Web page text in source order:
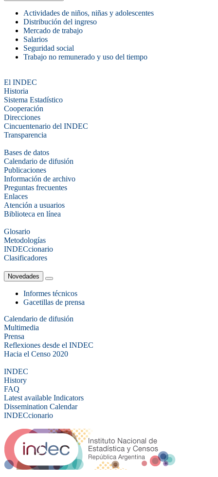
Actividades de niños, niñas y adolescentes
Distribución del ingreso
Mercado de trabajo
Salarios
Seguridad social
Trabajo no remunerado y uso del tiempo
El INDEC
Historia
Sistema Estadístico
Cooperación
Direcciones
Cincuentenario del INDEC
Transparencia
Bases de datos
Calendario de difusión
Publicaciones
Información de archivo
Preguntas frecuentes
Enlaces
Atención a usuarios
Biblioteca en línea
Glosario
Metodologías
INDECcionario
Clasificadores
Novedades
Informes técnicos
Gacetillas de prensa
Calendario de difusión
Multimedia
Prensa
Reflexiones desde el INDEC
Hacia el Censo 2020
INDEC
History
FAQ
Latest available Indicators
Dissemination Calendar
INDECcionario